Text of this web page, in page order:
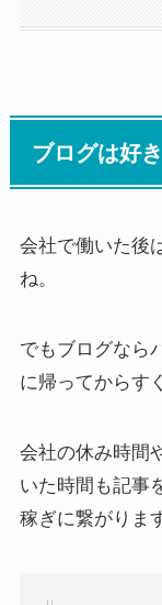
ブログは好
会社で働いた後
ね。
でもブログなら
に帰ってからす
会社の休み時間
いた時間も記事
稼ぎに繋がりま